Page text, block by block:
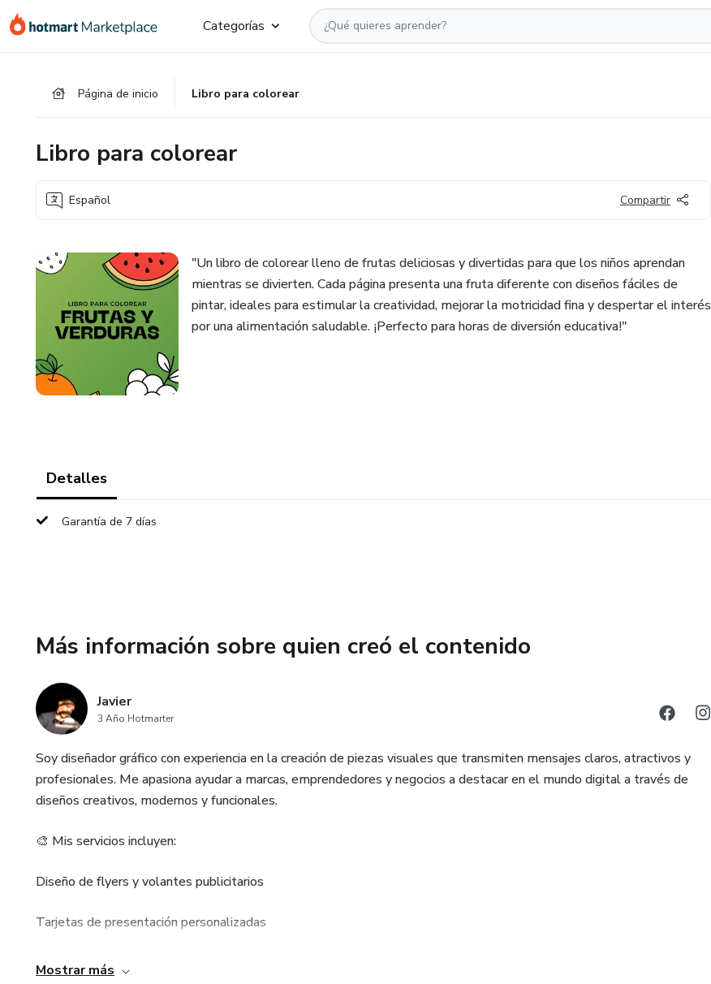
Categorías
Página de inicio Libro para colorear
Libro para colorear
Español Compartir
"Un libro de colorear lleno de frutas deliciosas y divertidas para que los niños aprendan
mientras se divierten. Cada página presenta una fruta diferente con diseños fáciles de
pintar, ideales para estimular la creatividad, mejorar la motricidad fina y despertar el interés
por una alimentación saludable. ¡Perfecto para horas de diversión educativa!"
Detalles
Garantía de 7 días
Más información sobre quien creó el contenido
Javier
3 Año Hotmarter
Soy diseñador gráfico con experiencia en la creación de piezas visuales que transmiten mensajes claros, atractivos y
profesionales. Me apasiona ayudar a marcas, emprendedores y negocios a destacar en el mundo digital a través de
diseños creativos, modernos y funcionales.
🎨 Mis servicios incluyen:
Diseño de flyers y volantes publicitarios
Tarjetas de presentación personalizadas
Portadas para redes sociales
Mostrar más